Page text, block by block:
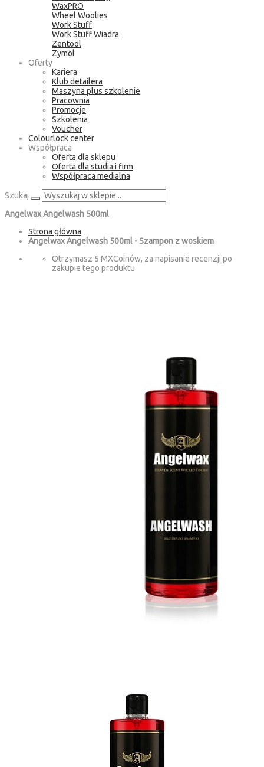
WaxPRO
Wheel Woolies
Work Stuff
Work Stuff Wiadra
Zentool
Zymöl
Oferty
Kariera
Klub detailera
Maszyna plus szkolenie
Pracownia
Promocje
Szkolenia
Voucher
Colourlock center
Współpraca
Oferta dla sklepu
Oferta dla studia i firm
Współpraca medialna
Szukaj
Angelwax Angelwash 500ml
Strona główna
Angelwax Angelwash 500ml - Szampon z woskiem
Otrzymasz 5 MXCoinów, za napisanie recenzji po
zakupie tego produktu